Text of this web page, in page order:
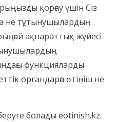
қорғау үшін Сіз
не тұтынушылардың
ақпараттық жүйесі
функцияларды
органдарға өтініш не
болады eotinish.kz.